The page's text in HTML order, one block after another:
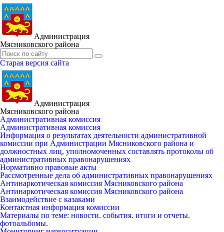
Администрация
Мясниковского района
Старая версия сайта
Администрация
Мясниковского района
Административная комиссия
Административная комиссия
Информация о результатах деятельности административной
комиссии при Администрации Мясниковского района и
должностных лиц, уполномоченных составлять протоколы об
административных правонарушениях
Нормативно правовые акты
Рассмотренные дела об административных правонарушениях
Антинаркотическая комиссия Мясниковского района
Антинаркотическая комиссия Мясниковского района
Взаимодействие с казаками
Контактная информация комиссии
Материалы по теме: новости. события. итоги и отчеты.
фотоальбомы.